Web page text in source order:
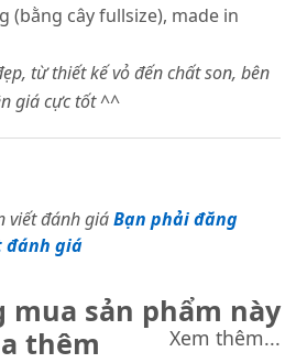
(bằng cây fullsize), made in
từ thiết kế vỏ đến chất son, bên
giá cực tốt ^^
viết đánh giáBạn phải đăng
đánh giá
mua sản phẩm này
thêm
Xem thêm...